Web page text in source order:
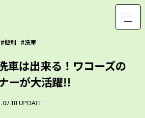
便利 洗車
車は出来る！ワコーズの
ーが大活躍!!
UPDATE